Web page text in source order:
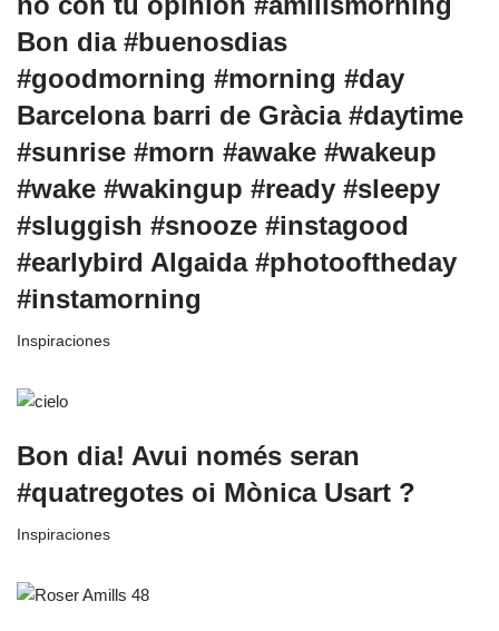
Bon dia #buenosdias
#goodmorning #morning #day
Barcelona barri de Gràcia #daytime
#sunrise #morn #awake #wakeup
#wake #wakingup #ready #sleepy
#sluggish #snooze #instagood
#earlybird Algaida #photooftheday
#instamorning
Inspiraciones
Bon dia! Avui només seran
#quatregotes oi Mònica Usart ?
Inspiraciones